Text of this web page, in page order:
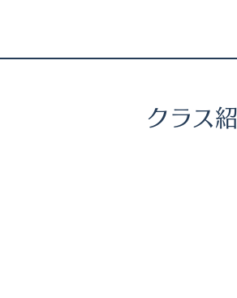
クラス